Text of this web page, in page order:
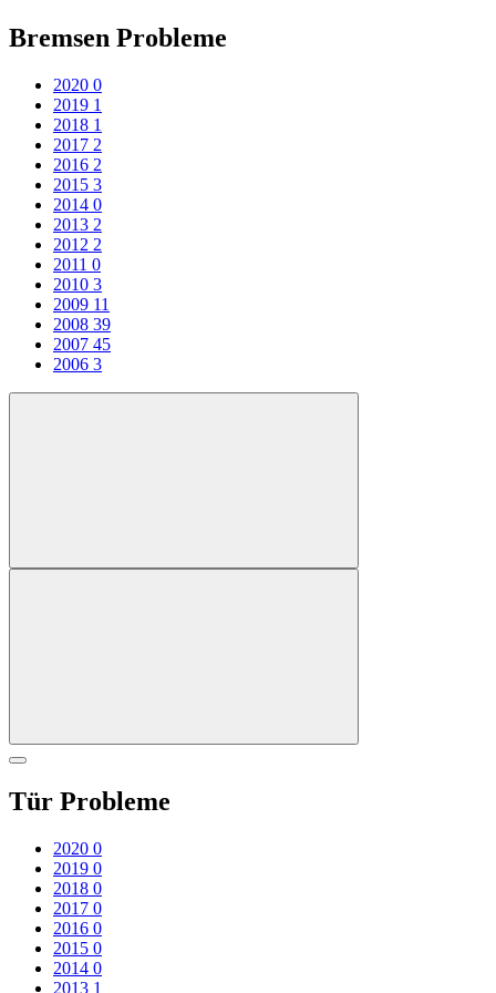
Bremsen Probleme
2020 0
2019 1
2018 1
2017 2
2016 2
2015 3
2014 0
2013 2
2012 2
2011 0
2010 3
2009 11
2008 39
2007 45
2006 3
Tür Probleme
2020 0
2019 0
2018 0
2017 0
2016 0
2015 0
2014 0
2013 1